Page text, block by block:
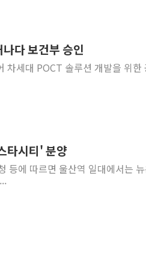
다 보건부 승인
차세대 POCT 솔루션 개발을 위한
타시티' 분양
등에 따르면 울산역 일대에서는